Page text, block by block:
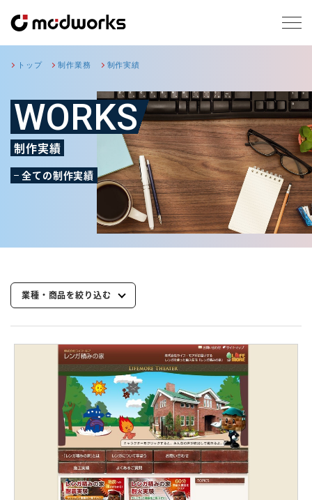
トップ 制作業務 制作実績
WORKS
制作実績
全ての制作実績
業種・商品を絞り込む